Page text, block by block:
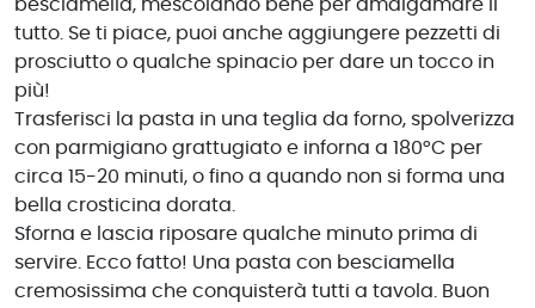
besciamella, mescolando bene per amalgamare il
tutto. Se ti piace, puoi anche aggiungere pezzetti di
prosciutto o qualche spinacio per dare un tocco in
più!
Trasferisci la pasta in una teglia da forno, spolverizza
con parmigiano grattugiato e inforna a 180°C per
circa 15-20 minuti, o fino a quando non si forma una
bella crosticina dorata.
Sforna e lascia riposare qualche minuto prima di
servire. Ecco fatto! Una pasta con besciamella
cremosissima che conquisterà tutti a tavola. Buon